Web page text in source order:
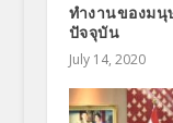
ทำงานของม
ปัจจุบัน
July 14, 2020